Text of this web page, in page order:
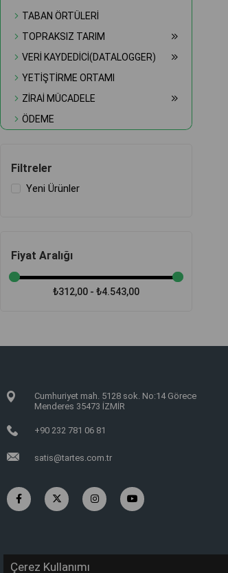
TABAN ÖRTÜLERİ
TOPRAKSIZ TARIM
VERİ KAYDEDİCİ(DATALOGGER)
YETİŞTİRME ORTAMI
ZİRAİ MÜCADELE
ÖDEME
Filtreler
Yeni Ürünler
Fiyat Aralığı
₺312,00 - ₺4.543,00
Cumhuriyet mah. 5128 sok. No:14 Görece
Menderes 35473 İZMİR
+90 232 781 06 81
satis@tartes.com.tr
Çerez Kullanımı